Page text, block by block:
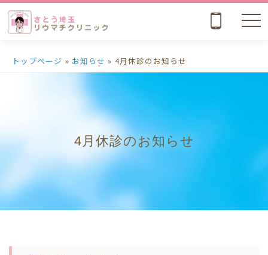
トップページ » お知らせ » 4月休診のお知らせ
4月休診のお知らせ